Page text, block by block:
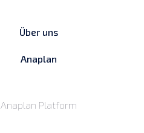
Über uns
Anaplan
Anaplan Platform